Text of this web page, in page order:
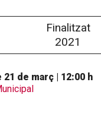
Finalitzat
2021
21 de març
12:00 h